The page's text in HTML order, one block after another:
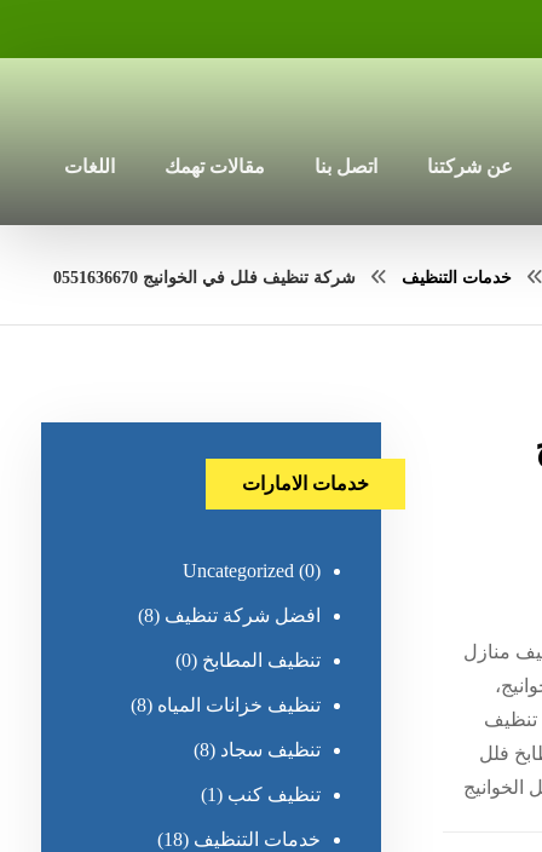
عن شركتنا اتصل بنا مقالات تهمك اللغات
خدمات التنظيف شركة تنظيف فلل في الخوانيج 0551636670
منازل
تنظيف
فلل
الخوانيج
خدمات الامارات
Uncategorized (0)
افضل شركة تنظيف (8)
تنظيف المطابخ (0)
تنظيف خزانات المياه (8)
تنظيف سجاد (8)
تنظيف كنب (1)
خدمات التنظيف (18)